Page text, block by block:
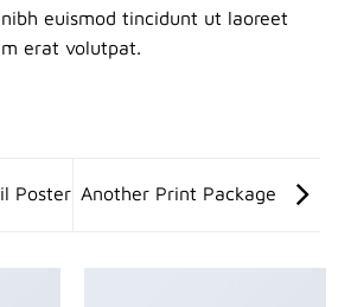
euismod tincidunt ut laoreet
erat volutpat.
Poster Another Print Package